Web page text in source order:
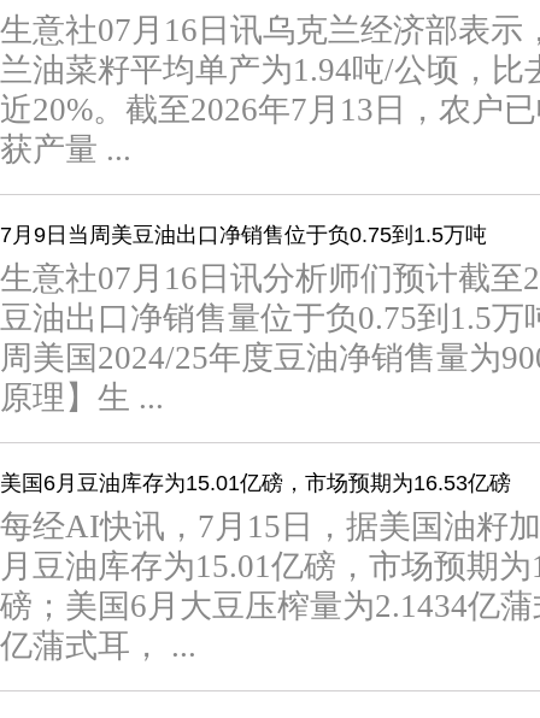
生意社07月16日讯乌克兰经济部表示
兰油菜籽平均单产为1.94吨/公顷，
近20%。截至2026年7月13日，农户
获产量 ...
7月9日当周美豆油出口净销售位于负0.75到1.5万吨
生意社07月16日讯分析师们预计截至
豆油出口净销售量位于负0.75到1.5
周美国2024/25年度豆油净销售量为
原理】生 ...
美国6月豆油库存为15.01亿磅，市场预期为16.53亿磅
每经AI快讯，7月15日，据美国油籽
月豆油库存为15.01亿磅，市场预期
磅；美国6月大豆压榨量为2.1434亿
亿蒲式耳， ...